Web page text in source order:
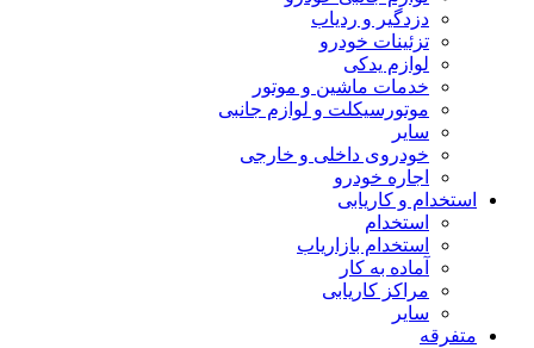
دزدگیر و ردیاب
تزئینات خودرو
لوازم یدکی
خدمات ماشین و موتور
موتورسیکلت و لوازم جانبی
سایر
خودروی داخلی و خارجی
اجاره خودرو
استخدام و کاریابی
استخدام
استخدام بازاریاب
آماده به کار
مراکز کاریابی
سایر
متفرقه